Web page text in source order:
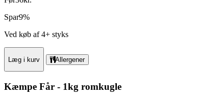
Spar9%
Ved køb af4+ styks
Læg i kurv Allergener
Kæmpe Får - 1kg romkugle